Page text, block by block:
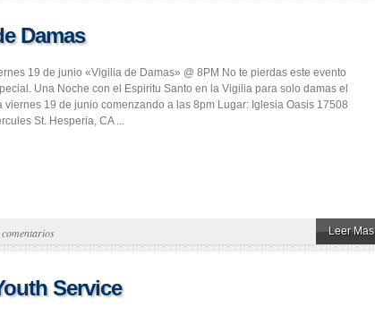
Damas
19 de junio «Vigilia de Damas» @ 8PM No te pierdas este evento
Una Noche con el Espiritu Santo en la Vigilia para solo damas el
viernes 19 de junio comenzando a las 8pm Lugar: Iglesia Oasis 17508
St. Hesperia, CA ...
Leer Mas
Service